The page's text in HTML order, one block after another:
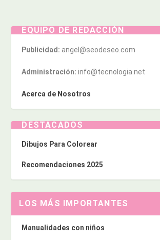
EQUIPO DE REDACCIÓN
Publicidad: angel@seodeseo.com
Administración: info@tecnologia.net
Acerca de Nosotros
DESTACADOS
Dibujos Para Colorear
Recomendaciones 2025
LOS MÁS IMPORTANTES
Manualidades con niños